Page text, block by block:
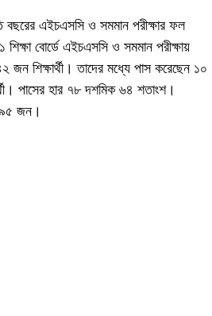
এইচএসসি ও সমমান পরীক্ষার ফল
বোর্ডে এইচএসসি ও সমমান পরীক্ষায়
শিক্ষার্থী। তাদের মধ্যে পাস করেছেন ১০
পাসের হার ৭৮ দশমিক ৬৪ শতাংশ।
জন।